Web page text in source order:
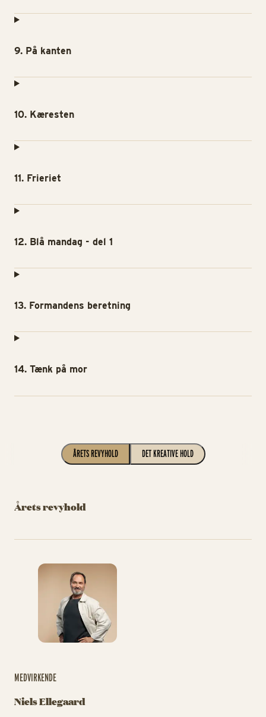
9. På kanten
10. Kæresten
11. Frieriet
12. Blå mandag - del 1
13. Formandens beretning
14. Tænk på mor
ÅRETS REVYHOLD DET KREATIVE HOLD
Årets revyhold
MEDVIRKENDE
Niels Ellegaard